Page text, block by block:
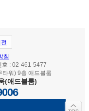
침
: 02-461-5477
타워) 9층 애드블룸
(애드블룸)